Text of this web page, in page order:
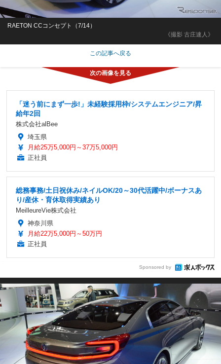
《撮影 古庄速人》
RAETON CCコンセプト（7/14）
この記事へ戻る
「迷う前にまず一歩!」未経験採用枠/システムエンジニア/昇
給年2回
株式会社alBee
埼玉県
月給25万5,000円～37万5,000円
正社員
総務事務/土日祝休み/ネイルOK/20～30代活躍中/ボーナスあ
り/産休・育休取得実績あり
MeilleureVie株式会社
神奈川県
月給22万5,000円～50万円
正社員
Sponsored by